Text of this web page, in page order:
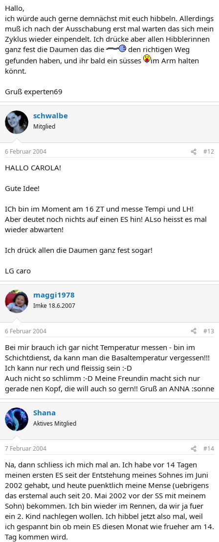
Hallo,
ich würde auch gerne demnächst mit euch hibbeln. Allerdings
muß ich nach der Ausschabung erst mal warten das sich mein
Zyklus wieder einpendelt. Ich drücke aber allen Hibblerinnen
ganz fest die Daumen das die
den richtigen Weg
gefunden haben, und ihr bald ein süsses
im Arm halten
könnt.
Gruß experten69
schwalbe
Mitglied
6 Februar 2004 #12
HALLO CAROLA!
Gute Idee!
ICh bin im Moment am 16 ZT und messe Tempi und LH!
Aber deutet noch nichts auf einen ES hin! ALso heisst es mal
wieder abwarten!
Ich drück allen die Daumen ganz fest sogar!
LG caro
maggi1978
Imke 18.6.2007
6 Februar 2004 #13
Bei mir brauch ich gar nicht Temperatur messen - bin im
Schichtdienst, da kann man die Basaltemperatur vergessen!!!
Ich kann nur rech und fleissig sein :-D
Auch nicht so schlimm :-D Meine Freundin macht sich nur
gerade nen Kopf, die will auch so gern!! Gruß an ANNA :sonne
Shana
Aktives Mitglied
7 Februar 2004 #14
Na, dann schliess ich mich mal an. Ich habe vor 14 Tagen
meinen ersten ES seit der Entstehung meines Sohnes im Juni
2002 gehabt, und heute puenktlich meine Mense (uebrigens
das erstemal auch seit 20. Mai 2002 vor der SS mit meinem
Sohn) bekommen. Ich bin wieder im Rennen, da wir ja fuer
ein 2. Kind nachlegen wollen. Ich hibbel jetzt also mal, weil
ich gespannt bin ob mein ES diesen Monat wie frueher am 14.
Tag kommen wird.